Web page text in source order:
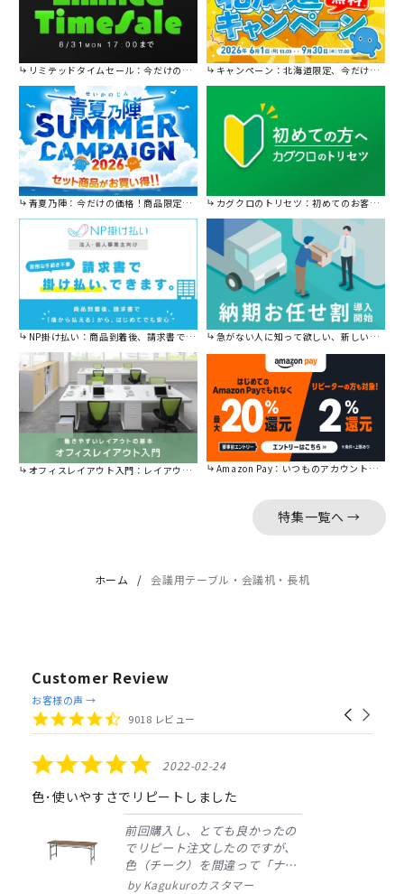
リミテッドタイムセール：今だけの限定セール。 キャンペーン：北海道限定、今だけ送料無料！
青夏乃陣：今だけの価格！商品限定セール開催中です。 カグクロのトリセツ：初めてのお客様はこちら。
NP掛け払い：商品到着後、請求書で後から払えます。 急がない人に知って欲しい、新しい割引を始めました。
オフィスレイアウト入門：レイアウトの基本をご紹介。 Amazon Pay：いつものアカウントで簡単に決済可能。
特集一覧へ →
ホーム 会議用テーブル・会議机・長机
Customer Review
Reviews
carousel
Carousel
4.4
star
9018 レビュー
お客様の声 →
5.0
star
rating
2022-02-24
色･使いやすさでリピートしました
前回購入し、とても良かったの
でリピート注文したのですが、
色（チーク）を間違って「ナチ
ュラル」としてしまいました。
Kagukuroカスタマー